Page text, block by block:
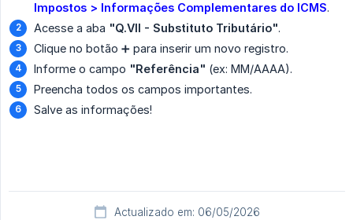
Impostos > Informações Complementares do ICMS.
Acesse a aba "Q.VII - Substituto Tributário".
Clique no botão ➕ para inserir um novo registro.
Informe o campo "Referência" (ex: MM/AAAA).
Preencha todos os campos importantes.
Salve as informações!
Actualizado em: 06/05/2026